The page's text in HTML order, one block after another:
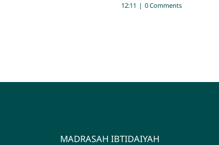
12:11 | 0 Comments
MADRASAH IBTIDAIYAH